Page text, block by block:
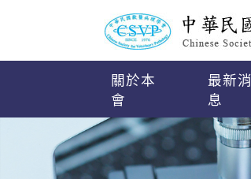
關於本
會
最新消
息